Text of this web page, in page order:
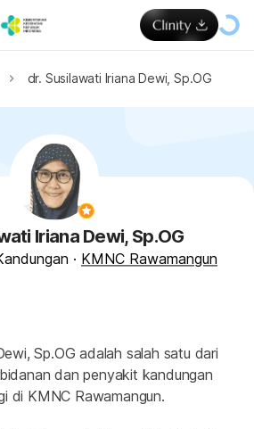
dr. Susilawati Iriana Dewi, Sp.OG
Iriana Dewi, Sp.OG
· KMNC Rawamangun
Sp.OG adalah salah satu dari
dan penyakit kandungan
di KMNC Rawamangun.